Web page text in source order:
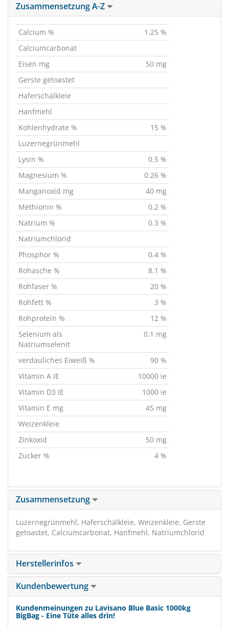
Zusammensetzung A-Z
Calcium %
1.25 %
Calciumcarbonat
Eisen mg
50 mg
Gerste getoastet
Haferschälkleie
Hanfmehl
Kohlenhydrate %
15 %
Luzernegrünmehl
Lysin %
0.5 %
Magnesium %
0.26 %
Manganoxid mg
40 mg
Methionin %
0.2 %
Natrium %
0.3 %
Natriumchlorid
Phosphor %
0.4 %
Rohasche %
8.1 %
Rohfaser %
20 %
Rohfett %
3 %
Rohprotein %
12 %
Selenium als
Natriumselenit
0.1 mg
verdauliches Eiweiß %
90 %
Vitamin A IE
10000 ie
Vitamin D3 IE
1000 ie
Vitamin E mg
45 mg
Weizenkleie
Zinkoxid
50 mg
Zucker %
4 %
Zusammensetzung
Luzernegrünmehl, Haferschälkleie, Weizenkleie, Gerste
getoastet, Calciumcarbonat, Hanfmehl, Natriumchlorid
Herstellerinfos
Kundenbewertung
Kundenmeinungen zu Lavisano Blue Basic 1000kg
BigBag - Eine Tüte alles drin!